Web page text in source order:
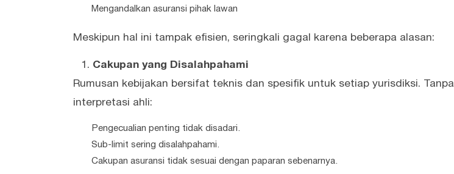
Mengandalkan asuransi pihak lawan
Meskipun hal ini tampak efisien, seringkali gagal karena beberapa alasan:
Cakupan yang Disalahpahami
Rumusan kebijakan bersifat teknis dan spesifik untuk setiap yurisdiksi. Tanpa
interpretasi ahli:
Pengecualian penting tidak disadari.
Sub-limit sering disalahpahami.
Cakupan asuransi tidak sesuai dengan paparan sebenarnya.